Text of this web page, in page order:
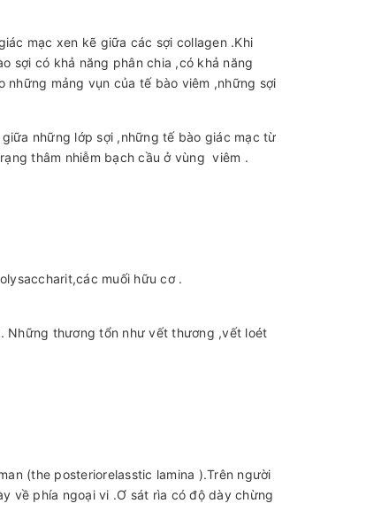
mạc xen kẽ giữa các sợi collagen .Khi
sợi có khả năng phân chia ,có khả năng
mảng vụn của tế bào viêm ,những sợi
những lớp sợi ,những tế bào giác mạc từ
thâm nhiễm bạch cầu ở vùng viêm .
muối hữu cơ .
Những thương tổn như vết thương ,vết loét
(the posteriorelasstic lamina ).Trên người
về phía ngoại vi .Ơ sát rìa có độ dày chừng